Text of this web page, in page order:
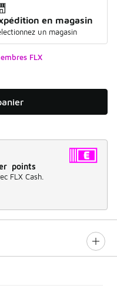
en magasin
un magasin
FLX
points
FLX Cash.